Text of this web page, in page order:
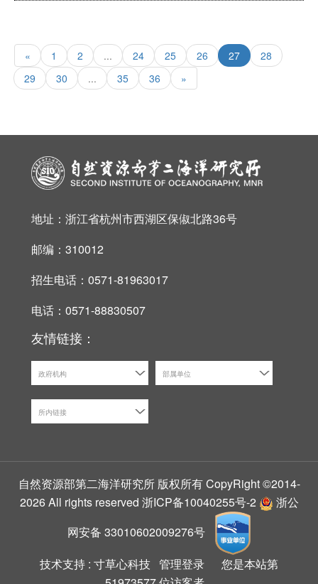
« 1 2 ... 24 25 26 27
28
29
30 ... 35 36 »
地址：浙江省杭州市西湖区保俶北路36号
邮编：310012
招生电话：0571-81963017
电话：0571-88830507
友情链接：
政府机构 部属单位
所内链接
自然资源部第二海洋研究所 版权所有 CopyRight ©2014-
2026 All rights reserved 浙ICP备10040255号-2
浙公
网安备 33010602009276号
技术支持 : 寸草心科技 管理登录
您是本站第